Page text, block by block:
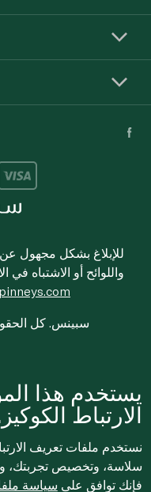
للإبلاغ بشكل مجهول
واللوائح أو الاشتباه في
© 2020-2026 سبينس.
يستخدم هذا
الارتباط
نستخدم ملفات تعريف
سلاسة، وتخصيص تجربتك،
فإنك توافق على سياسة